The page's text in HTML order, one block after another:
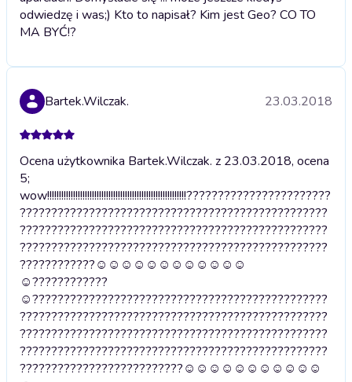
odwiedzę i was;) Kto to napisał? Kim jest Geo? CO TO
MA BYĆ!?
Bartek.Wilczak. 23.03.2018
Ocena użytkownika Bartek.Wilczak. z 23.03.2018, ocena
5;
wow!!!!!!!!!!!!!!!!!!!!!!!!!!!!!!!!!!!!!!!!!!!!!!!!!!!!!!!!!!!???????????????????????
?????????????????????????????????????????????????
?????????????????????????????????????????????????
?????????????????????????????????????????????????
????????????☺☺☺☺☺☺☺☺☺☺☺☺
☺????????????
☺???????????????????????????????????????????????
?????????????????????????????????????????????????
?????????????????????????????????????????????????
?????????????????????????????????????????????????
??????????????????????????☺☺☺☺☺☺☺☺☺☺☺